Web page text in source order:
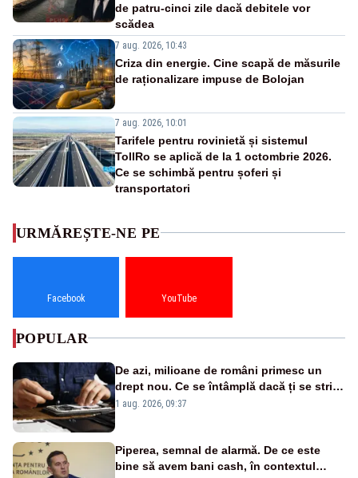
de patru-cinci zile dacă debitele vor
scădea
7 aug. 2026, 10:43
Criza din energie. Cine scapă de măsurile
de raționalizare impuse de Bolojan
7 aug. 2026, 10:01
Tarifele pentru rovinietă și sistemul
TollRo se aplică de la 1 octombrie 2026.
Ce se schimbă pentru șoferi și
transportatori
URMĂREȘTE-NE PE
Facebook YouTube
POPULAR
De azi, milioane de români primesc un
drept nou. Ce se întâmplă dacă ți se strică
un produs
1 aug. 2026, 09:37
Piperea, semnal de alarmă. De ce este
bine să avem bani cash, în contextul